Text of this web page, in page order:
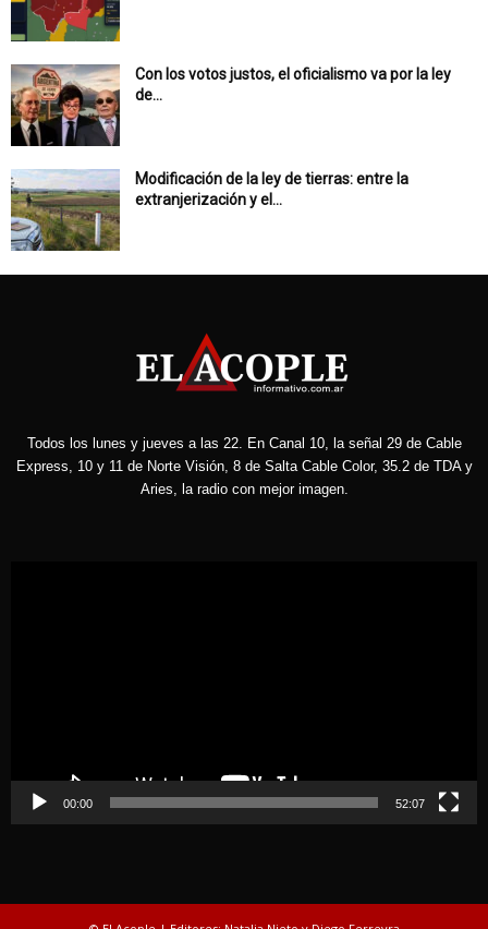
Con los votos justos, el oficialismo va por la ley
de...
Modificación de la ley de tierras: entre la
extranjerización y el...
Todos los lunes y jueves a las 22. En Canal 10, la señal 29 de Cable
Express, 10 y 11 de Norte Visión, 8 de Salta Cable Color, 35.2 de TDA y
Aries, la radio con mejor imagen.
00:00 52:07